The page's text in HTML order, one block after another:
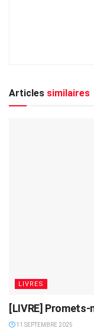
Articles similaires
LIVRES
[LIVRE] Promets-
11 SEPTEMBRE 2025